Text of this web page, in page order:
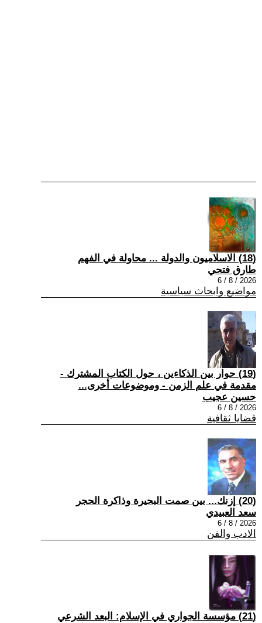
(18) الاسلاميون والدولة ... محاولة في الفهم
طارق فتحي
2026 / 8 / 6
مواضيع وابحاث سياسية
(19) حوار بين الذكاءين ، حول الكتاب المشترك -
مقدمة في علم الزمن - وموضوعات أخرى...
حسين عجيب
2026 / 8 / 6
قضايا ثقافية
(20) إزنك... بين صمت البحيرة وذاكرة الحجر
سعد العبيدي
2026 / 8 / 6
الادب والفن
(21) مؤسسة الجواري في الإسلام: البعد الشرعي